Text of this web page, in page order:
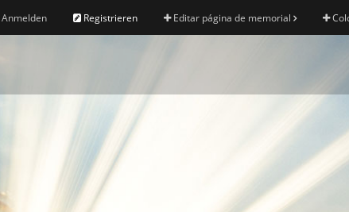
Anmelden Registrieren Editar página de memorial